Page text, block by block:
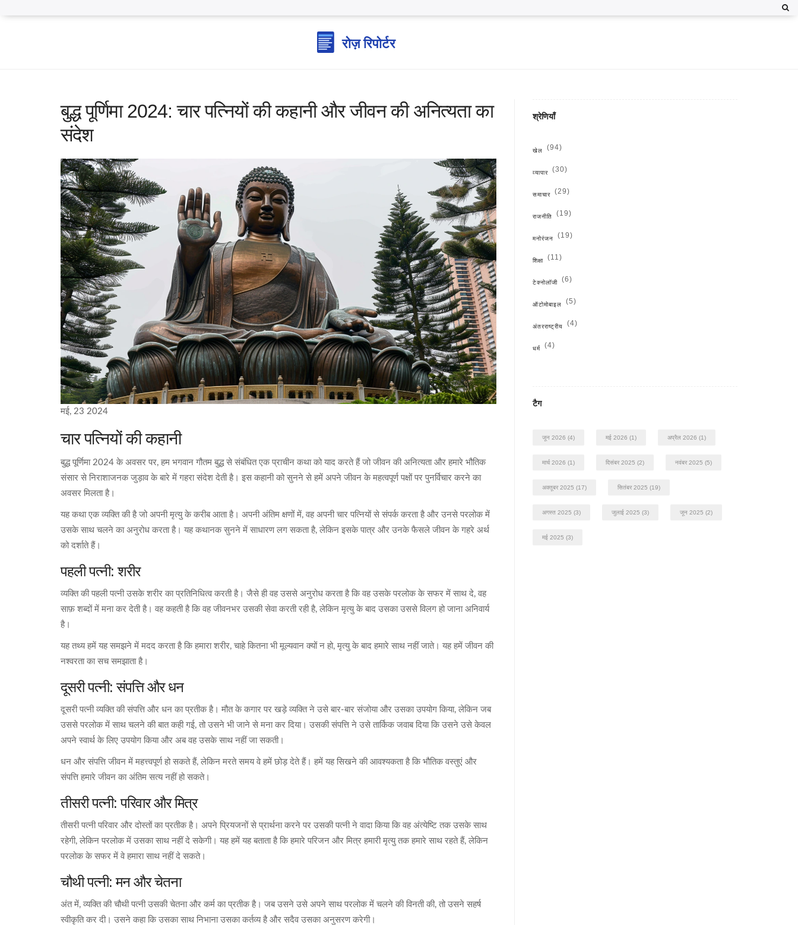
बुद्ध पूर्णिमा 2024: चार पत्नियों की कहानी और जीवन की अनित्यता का
संदेश
मई, 23 2024
चार पत्नियों की कहानी
बुद्ध पूर्णिमा 2024 के अवसर पर, हम भगवान गौतम बुद्ध से संबंधित एक प्राचीन कथा को याद करते हैं जो जीवन की अनित्यता और हमारे भौतिक
संसार से निराशाजनक जुड़ाव के बारे में गहरा संदेश देती है। इस कहानी को सुनने से हमें अपने जीवन के महत्वपूर्ण पक्षों पर पुनर्विचार करने का
अवसर मिलता है।
यह कथा एक व्यक्ति की है जो अपनी मृत्यु के करीब आता है। अपनी अंतिम क्षणों में, वह अपनी चार पत्नियों से संपर्क करता है और उनसे परलोक में
उसके साथ चलने का अनुरोध करता है। यह कथानक सुनने में साधारण लग सकता है, लेकिन इसके पात्र और उनके फैसले जीवन के गहरे अर्थ
को दर्शाते हैं।
पहली पत्नी: शरीर
व्यक्ति की पहली पत्नी उसके शरीर का प्रतिनिधित्व करती है। जैसे ही वह उससे अनुरोध करता है कि वह उसके परलोक के सफर में साथ दे, वह
साफ़ शब्दों में मना कर देती है। वह कहती है कि वह जीवनभर उसकी सेवा करती रही है, लेकिन मृत्यु के बाद उसका उससे विलग हो जाना अनिवार्य
है।
यह तथ्य हमें यह समझने में मदद करता है कि हमारा शरीर, चाहे कितना भी मूल्यवान क्यों न हो, मृत्यु के बाद हमारे साथ नहीं जाते। यह हमें जीवन की
नश्वरता का सच समझाता है।
दूसरी पत्नी: संपत्ति और धन
दूसरी पत्नी व्यक्ति की संपत्ति और धन का प्रतीक है। मौत के कगार पर खड़े व्यक्ति ने उसे बार-बार संजोया और उसका उपयोग किया, लेकिन जब
उससे परलोक में साथ चलने की बात कही गई, तो उसने भी जाने से मना कर दिया। उसकी संपत्ति ने उसे तार्किक जवाब दिया कि उसने उसे केवल
अपने स्वार्थ के लिए उपयोग किया और अब वह उसके साथ नहीं जा सकती।
धन और संपत्ति जीवन में महत्त्वपूर्ण हो सकते हैं, लेकिन मरते समय वे हमें छोड़ देते हैं। हमें यह सिखने की आवश्यकता है कि भौतिक वस्तुएं और
संपत्ति हमारे जीवन का अंतिम सत्य नहीं हो सकते।
तीसरी पत्नी: परिवार और मित्र
तीसरी पत्नी परिवार और दोस्तों का प्रतीक है। अपने प्रियजनों से प्रार्थना करने पर उसकी पत्नी ने वादा किया कि वह अंत्येष्टि तक उसके साथ
रहेगी, लेकिन परलोक में उसका साथ नहीं दे सकेगी। यह हमें यह बताता है कि हमारे परिजन और मित्र हमारी मृत्यु तक हमारे साथ रहते हैं, लेकिन
परलोक के सफर में वे हमारा साथ नहीं दे सकते।
चौथी पत्नी: मन और चेतना
अंत में, व्यक्ति की चौथी पत्नी उसकी चेतना और कर्म का प्रतीक है। जब उसने उसे अपने साथ परलोक में चलने की विनती की, तो उसने सहर्ष
स्वीकृति कर दी। उसने कहा कि उसका साथ निभाना उसका कर्तव्य है और सदैव उसका अनुसरण करेगी।
श्रेणियाँ
खेल (94)
व्यापार (30)
समाचार (29)
राजनीति (19)
मनोरंजन (19)
शिक्षा (11)
टेक्नोलॉजी (6)
ऑटोमोबाइल (5)
अंतरराष्ट्रीय (4)
धर्म (4)
टैग
जून 2026 (4) मई 2026 (1) अप्रैल 2026 (1)
मार्च 2026 (1) दिसंबर 2025 (2) नवंबर 2025 (5)
अक्तूबर 2025 (17) सितंबर 2025 (19)
अगस्त 2025 (3) जुलाई 2025 (3) जून 2025 (2)
मई 2025 (3)